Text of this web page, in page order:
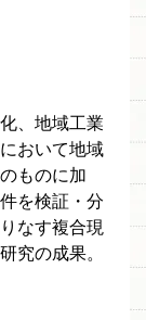
、地域工業
おいて地域
ものに加
を検証・分
なす複合現
究の成果。